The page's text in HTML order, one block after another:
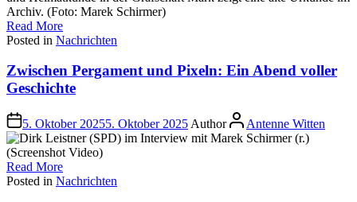
Read More
Posted in Nachrichten
Zwischen Pergament und Pixeln: Ein Abend voller
Geschichte
5. Oktober 20255. Oktober 2025 Author Antenne Witten
Read More
Posted in Nachrichten